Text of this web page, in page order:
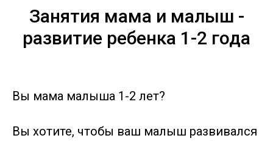
Занятия мама и малыш -
развитие ребенка 1-2 года
Вы мама малыша 1-2 лет?
Вы хотите, чтобы ваш малыш развивался